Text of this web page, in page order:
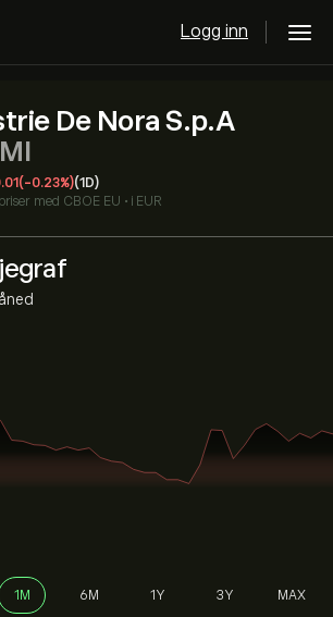
Logg inn
De Nora S.p.A
(-0.23%)(1D)
med CBOE EU • i EUR
1M 6M 1Y 3Y MAX